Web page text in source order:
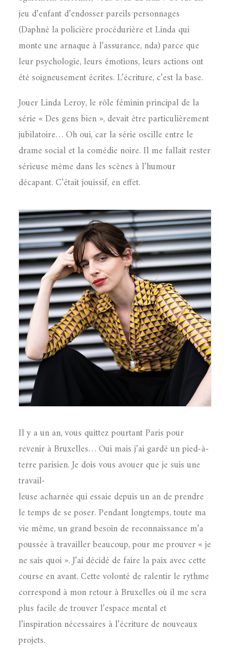
jeu d’enfant d’endosser pareils personnages
(Daphné la policière procédurière et Linda qui
monte une arnaque à l’assurance, nda) parce que
leur psychologie, leurs émotions, leurs actions ont
été soigneusement écrites. L’écriture, c’est la base.
Jouer Linda Leroy, le rôle féminin principal de la
série « Des gens bien », devait être particulièrement
jubilatoire… Oh oui, car la série oscille entre le
drame social et la comédie noire. Il me fallait rester
sérieuse même dans les scènes à l’humour
décapant. C’était jouissif, en effet.
Il y a un an, vous quittez pourtant Paris pour
revenir à Bruxelles… Oui mais j’ai gardé un pied-à-
terre parisien. Je dois vous avouer que je suis une
travail-
leuse acharnée qui essaie depuis un an de prendre
le temps de se poser. Pendant longtemps, toute ma
vie même, un grand besoin de reconnaissance m’a
poussée à travailler beaucoup, pour me prouver « je
ne sais quoi ». J’ai décidé de faire la paix avec cette
course en avant. Cette volonté de ralentir le rythme
correspond à mon retour à Bruxelles où il me sera
plus facile de trouver l’espace mental et
l’inspiration nécessaires à l’écriture de nouveaux
projets.